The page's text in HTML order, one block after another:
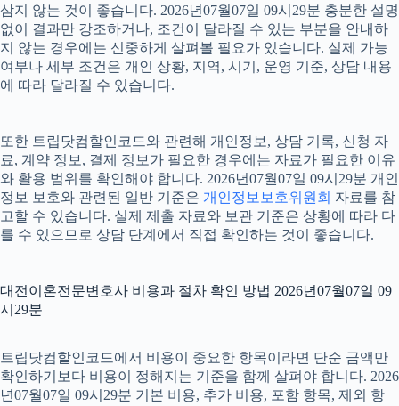
삼지 않는 것이 좋습니다. 2026년07월07일 09시29분 충분한 설명
없이 결과만 강조하거나, 조건이 달라질 수 있는 부분을 안내하
지 않는 경우에는 신중하게 살펴볼 필요가 있습니다. 실제 가능
여부나 세부 조건은 개인 상황, 지역, 시기, 운영 기준, 상담 내용
에 따라 달라질 수 있습니다.
또한 트립닷컴할인코드와 관련해 개인정보, 상담 기록, 신청 자
료, 계약 정보, 결제 정보가 필요한 경우에는 자료가 필요한 이유
와 활용 범위를 확인해야 합니다. 2026년07월07일 09시29분 개인
정보 보호와 관련된 일반 기준은 개인정보보호위원회 자료를 참
고할 수 있습니다. 실제 제출 자료와 보관 기준은 상황에 따라 다
를 수 있으므로 상담 단계에서 직접 확인하는 것이 좋습니다.
대전이혼전문변호사 비용과 절차 확인 방법 2026년07월07일 09
시29분
트립닷컴할인코드에서 비용이 중요한 항목이라면 단순 금액만
확인하기보다 비용이 정해지는 기준을 함께 살펴야 합니다. 2026
년07월07일 09시29분 기본 비용, 추가 비용, 포함 항목, 제외 항